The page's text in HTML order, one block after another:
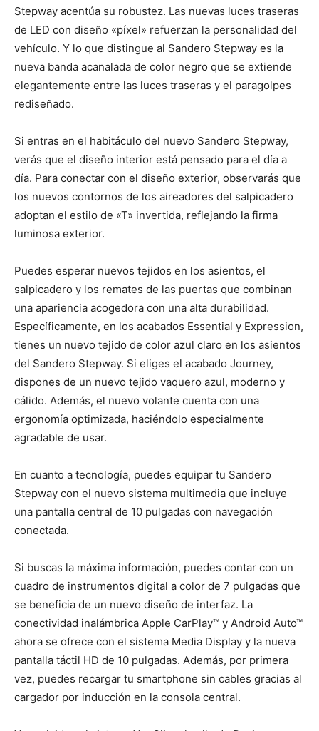
Stepway acentúa su robustez. Las nuevas luces traseras
de LED con diseño «píxel» refuerzan la personalidad del
vehículo. Y lo que distingue al Sandero Stepway es la
nueva banda acanalada de color negro que se extiende
elegantemente entre las luces traseras y el paragolpes
rediseñado.
Si entras en el habitáculo del nuevo Sandero Stepway,
verás que el diseño interior está pensado para el día a
día. Para conectar con el diseño exterior, observarás que
los nuevos contornos de los aireadores del salpicadero
adoptan el estilo de «T» invertida, reflejando la firma
luminosa exterior.
Puedes esperar nuevos tejidos en los asientos, el
salpicadero y los remates de las puertas que combinan
una apariencia acogedora con una alta durabilidad.
Específicamente, en los acabados Essential y Expression,
tienes un nuevo tejido de color azul claro en los asientos
del Sandero Stepway. Si eliges el acabado Journey,
dispones de un nuevo tejido vaquero azul, moderno y
cálido. Además, el nuevo volante cuenta con una
ergonomía optimizada, haciéndolo especialmente
agradable de usar.
En cuanto a tecnología, puedes equipar tu Sandero
Stepway con el nuevo sistema multimedia que incluye
una pantalla central de 10 pulgadas con navegación
conectada.
Si buscas la máxima información, puedes contar con un
cuadro de instrumentos digital a color de 7 pulgadas que
se beneficia de un nuevo diseño de interfaz. La
conectividad inalámbrica Apple CarPlay™ y Android Auto™
ahora se ofrece con el sistema Media Display y la nueva
pantalla táctil HD de 10 pulgadas. Además, por primera
vez, puedes recargar tu smartphone sin cables gracias al
cargador por inducción en la consola central.